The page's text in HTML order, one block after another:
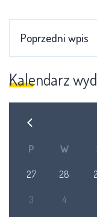
Poprzedni wpis
Kalendarz
P W
27 28
3 4